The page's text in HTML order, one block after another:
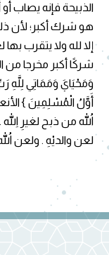
الذبيحة فإنه يصاب
هو شرك أكبر؛ لأن
إلا لله ولا يتقرب
شركًا أكبر مخرجا من
وَمَحْيَايَ وَمَمَاتِي لِلَّهِ
اللهُ من ذبح لغيرِ
لعن والديْهِ . ولعن اللهُ